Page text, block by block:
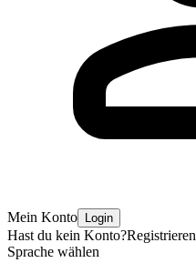
Mein Konto Login
Hast du kein Konto?Registrieren
Sprache wählen